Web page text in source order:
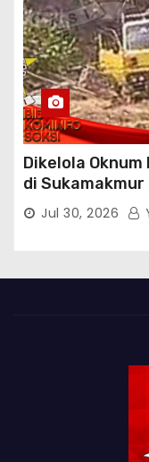
Dikelola
di
Ditindak Hukum
Jul 30, 2026